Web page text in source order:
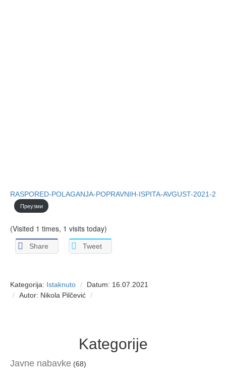
RASPORED-POLAGANJA-POPRAVNIH-ISPITA-AVGUST-2021-2
Преузми
(Visited 1 times, 1 visits today)
Share Tweet
Kategorija: Istaknuto
Datum: 16.07.2021
Autor: Nikola Pilčević
Kategorije
Javne nabavke (68)